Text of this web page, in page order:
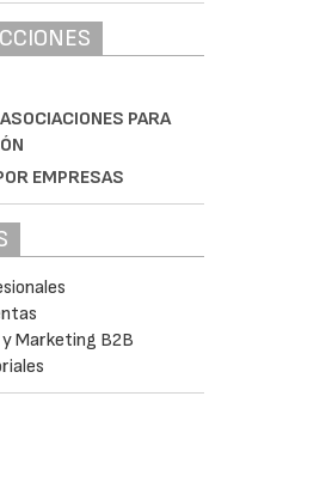
PARA
EMPRESAS
Marketing B2B